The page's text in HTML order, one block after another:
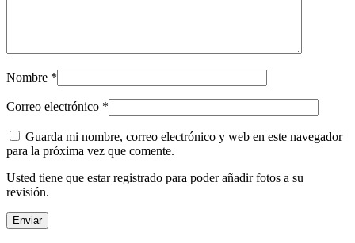
Nombre *
Correo electrónico *
Guarda mi nombre, correo electrónico y web en este navegador
para la próxima vez que comente.
Usted tiene que estar registrado para poder añadir fotos a su
revisión.